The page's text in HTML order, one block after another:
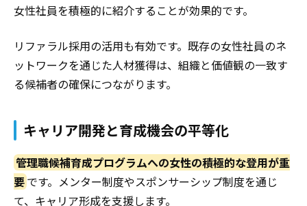
女性社員を積極的に紹介することが効果的です。
リファラル採用の活用も有効です。既存の女性社員のネ
ットワークを通じた人材獲得は、組織と価値観の一致す
る候補者の確保につながります。
キャリア開発と育成機会の平等化
管理職候補育成プログラムへの女性の積極的な登用が重
要です。メンター制度やスポンサーシップ制度を通じ
て、キャリア形成を支援します。